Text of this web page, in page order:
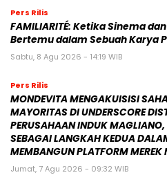
Pers Rilis
FAMILIARITÉ: Ketika Sinema
Bertemu dalam Sebuah Karya
Sabtu, 8 Agu 2026 - 14:19 WIB
Pers Rilis
MONDEVITA MENGAKUISISI
MAYORITAS DI UNDERSCORE
PERUSAHAAN INDUK MAGLIANO,
SEBAGAI LANGKAH KEDUA
MEMBANGUN PLATFORM
Jumat, 7 Agu 2026 - 09:32 WIB